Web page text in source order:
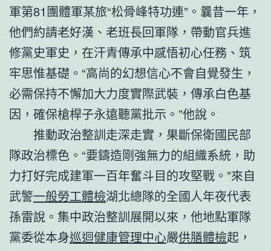
軍第81團體軍某旅“松骨峰特功連”。曩昔一年，
他們約請老好漢、老班長回軍隊，帶動官兵進
修黨史軍史，在汗青傳承中感悟初心任務、筑
牢思惟基礎。“高尚的幻想信心不會自覺發生，
必需保持不懈加大力度實際武裝，傳承白色基
因，確保槍桿子永遠聽黨批示。”他說。
推動政治整訓走深走實，果斷保衛國民部
隊政治標色。“要鑄造剛強無力的組織系統，助
力打好完成建軍一百年奮斗目的攻堅戰。”來自
武警一般勞工體檢湖北總隊的全國人年夜代表
孫雷說。集中政治整訓展開以來，他地點軍隊
黨委從本身巡迴健康管理中心嚴供膳體檢起，